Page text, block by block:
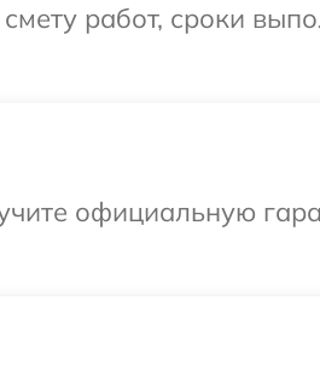
работ, сроки
официальную